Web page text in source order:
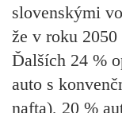
slovenskými
že v roku
Ďalších 24 %
auto s
nafta), 20 %